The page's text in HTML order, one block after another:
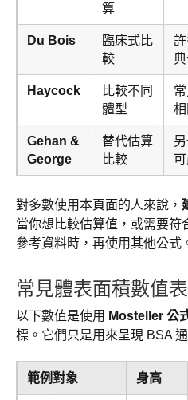
算
Du Bois
臨床式比
較
典
Haycock
比較不同
體型
相
Gehan &
George
替代估算
比較
對多數使用本頁面的人來說，
當你想比較估算值，或需要符
參考資料時，再使用其他公式
常見體表面積數值表
以下數值是使用 Mosteller 公
標。它們只是用來呈現 BSA
範例對象 身高